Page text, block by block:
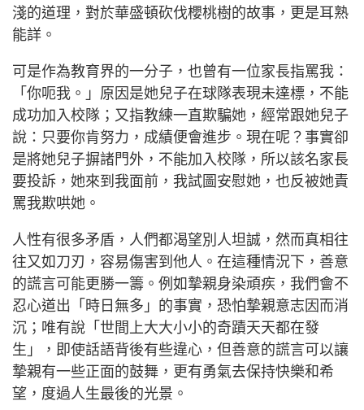
淺的道理，對於華盛頓砍伐櫻桃樹的故事，更是耳熟
能詳。
可是作為教育界的一分子，也曾有一位家長指罵我：
「你呃我。」原因是她兒子在球隊表現未達標，不能
成功加入校隊；又指教練一直欺騙她，經常跟她兒子
說：只要你肯努力，成績便會進步。現在呢？事實卻
是將她兒子摒諸門外，不能加入校隊，所以該名家長
要投訴，她來到我面前，我試圖安慰她，也反被她責
罵我欺哄她。
人性有很多矛盾，人們都渴望別人坦誠，然而真相往
往又如刀刃，容易傷害到他人。在這種情況下，善意
的謊言可能更勝一籌。例如摯親身染頑疾，我們會不
忍心道出「時日無多」的事實，恐怕摯親意志因而消
沉；唯有說「世間上大大小小的奇蹟天天都在發
生」，即使話語背後有些違心，但善意的謊言可以讓
摯親有一些正面的鼓舞，更有勇氣去保持快樂和希
望，度過人生最後的光景。